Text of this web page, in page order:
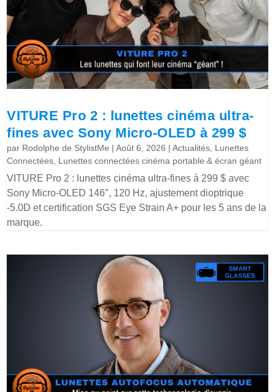
VITURE Pro 2 : lunettes cinéma ultra-
fines avec Sony Micro-OLED à 299 $
par Rodolphe de StylistMe |Août 6, 2026 |Actualités Lunettes
Connectées Lunettes connectées cinéma portable & écran géant
VITURE Pro 2 : lunettes cinéma ultra-fines à 299 $ avec
Sony Micro-OLED 146″, 120 Hz, ajustement dioptrique
-5.0D et certification SGS Eye Strain A+ pour les 5 ans de la
marque.